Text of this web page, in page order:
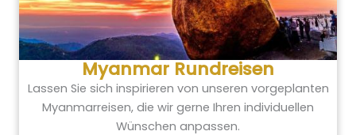
Myanmar Rundreisen
Lassen Sie sich inspirieren von unseren vorgeplanten
Myanmarreisen, die wir gerne Ihren individuellen
Wünschen anpassen.